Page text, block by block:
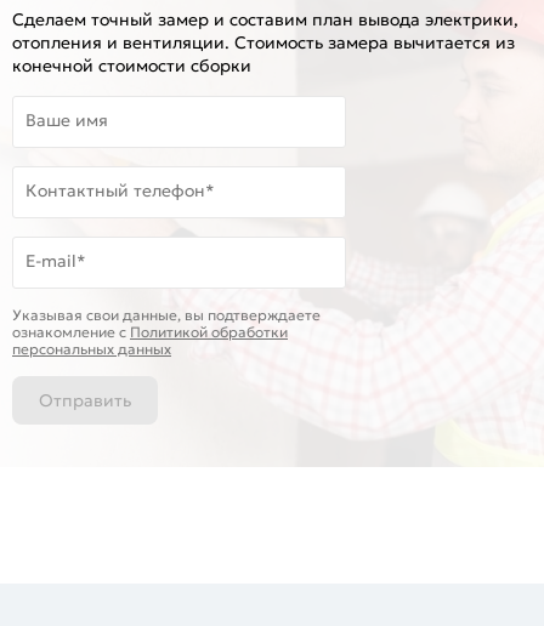
Сделаем точный замер и составим план вывода электрики,
отопления и вентиляции. Стоимость замера вычитается из
конечной стоимости сборки
Ваше имя
Контактный телефон*
E-mail*
Указывая свои данные, вы подтверждаете
ознакомление c Политикой обработки
персональных данных
Отправить